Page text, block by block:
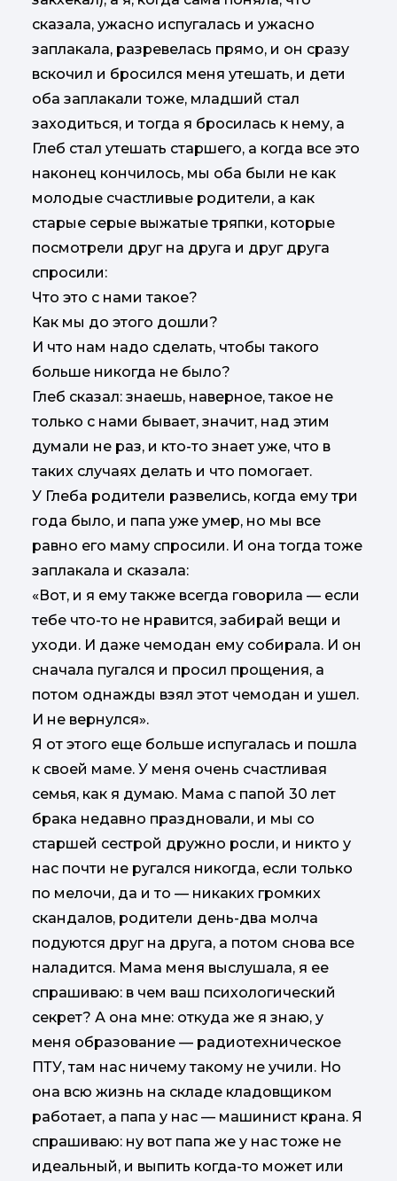
сказала, ужасно испугалась и ужасно
заплакала, разревелась прямо, и он сразу
вскочил и бросился меня утешать, и дети
оба заплакали тоже, младший стал
заходиться, и тогда я бросилась к нему, а
Глеб стал утешать старшего, а когда все это
наконец кончилось, мы оба были не как
молодые счастливые родители, а как
старые серые выжатые тряпки, которые
посмотрели друг на друга и друг друга
спросили:
Что это с нами такое?
Как мы до этого дошли?
И что нам надо сделать, чтобы такого
больше никогда не было?
Глеб сказал: знаешь, наверное, такое не
только с нами бывает, значит, над этим
думали не раз, и кто-то знает уже, что в
таких случаях делать и что помогает.
У Глеба родители развелись, когда ему три
года было, и папа уже умер, но мы все
равно его маму спросили. И она тогда тоже
заплакала и сказала:
«Вот, и я ему также всегда говорила — если
тебе что-то не нравится, забирай вещи и
уходи. И даже чемодан ему собирала. И он
сначала пугался и просил прощения, а
потом однажды взял этот чемодан и ушел.
И не вернулся».
Я от этого еще больше испугалась и пошла
к своей маме. У меня очень счастливая
семья, как я думаю. Мама с папой 30 лет
брака недавно праздновали, и мы со
старшей сестрой дружно росли, и никто у
нас почти не ругался никогда, если только
по мелочи, да и то — никаких громких
скандалов, родители день-два молча
подуются друг на друга, а потом снова все
наладится. Мама меня выслушала, я ее
спрашиваю: в чем ваш психологический
секрет? А она мне: откуда же я знаю, у
меня образование — радиотехническое
ПТУ, там нас ничему такому не учили. Но
она всю жизнь на складе кладовщиком
работает, а папа у нас — машинист крана. Я
спрашиваю: ну вот папа же у нас тоже не
идеальный, и выпить когда-то может или